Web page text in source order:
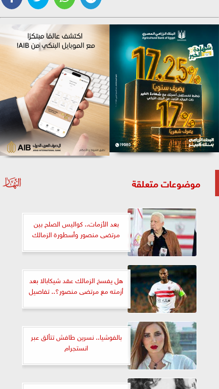
موضوعات متعلقة
بعد الأزمات.. كواليس الصلح بين
مرتضى منصور وأسطورة الزمالك
هل يفسخ الزمالك عقد شيكابالا بعد
أزمته مع مرتضى منصور؟.. تفاصيل
بالفوشيا.. نسرين طافش تتألق عبر
انستجرام